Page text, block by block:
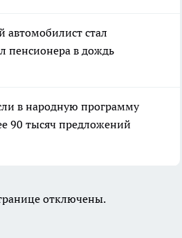
стал
пенсионера в дождь
в народную программу
90 тысяч предложений
отключены.